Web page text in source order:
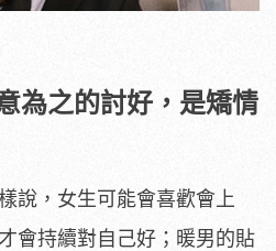
為之的討好，是矯情
說，女生可能會喜歡會上
會持續對自己好；暖男的貼